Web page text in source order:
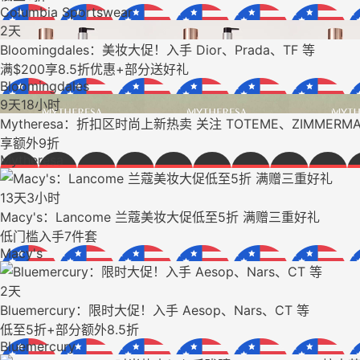
Columbia Sportswear
2天
Bloomingdales：美妆大促！入手 Dior、Prada、TF 等
满$200享8.5折优惠+部分送好礼
Bloomingdales
9天18小时
Mytheresa：折扣区时尚上新热卖 关注 TOTEME、
享额外9折
Mytheresa
13天3小时
Macy's：Lancome 兰蔻美妆大促低至5折 满赠三重好礼
低门槛入手7件套
Macy's
2天
Bluemercury：限时大促！入手 Aesop、Nars、CT 等
低至5折+部分额外8.5折
Bluemercury